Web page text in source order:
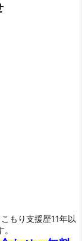
もり支援歴11年以